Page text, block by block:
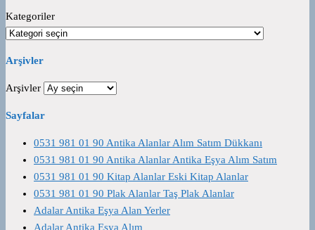
Kategoriler
Arşivler
Arşivler
Sayfalar
0531 981 01 90 Antika Alanlar Alım Satım Dükkanı
0531 981 01 90 Antika Alanlar Antika Eşya Alım Satım
0531 981 01 90 Kitap Alanlar Eski Kitap Alanlar
0531 981 01 90 Plak Alanlar Taş Plak Alanlar
Adalar Antika Eşya Alan Yerler
Adalar Antika Eşya Alım